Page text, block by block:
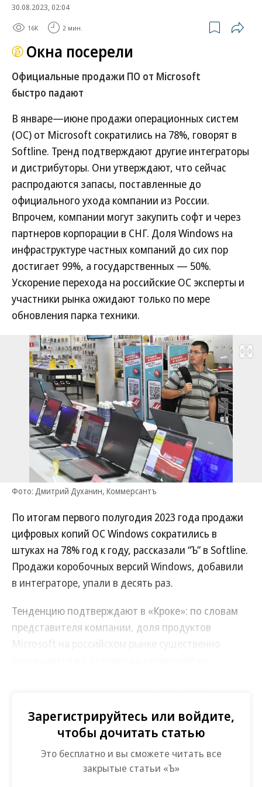
30.08.2023, 02:04
16K 2 мин.
Окна посерели
Официальные продажи ПО от Microsoft
быстро падают
В январе—июне продажи операционных систем
(ОС) от Microsoft сократились на 78%, говорят в
Softline. Тренд подтверждают другие интеграторы
и дистрибуторы. Они утверждают, что сейчас
распродаются запасы, поставленные до
официального ухода компании из России.
Впрочем, компании могут закупить софт и через
партнеров корпорации в СНГ. Доля Windows на
инфраструктуре частных компаний до сих пор
достигает 99%, а государственных — 50%.
Ускорение перехода на российские ОС эксперты и
участники рынка ожидают только по мере
обновления парка техники.
Развернуть
Фото: Дмитрий Духанин, Коммерсантъ
По итогам первого полугодия 2023 года продажи
цифровых копий ОС Windows сократились в
штуках на 78% год к году, рассказали “Ъ” в Softline.
Продажи коробочных версий Windows, добавили
в интеграторе, упали в десять раз.
Тенденцию подтверждают в «Кроке»: по словам
представителя компании, доля продуктов
Microsoft на российском рынке существенно
оценкам, запас коробочных версий на российском
рынке несущественный. Его недостаточно, чтобы
закрыть все потребности существующих IT-
инфраструктур крупных заказчиков»,— сказал
глава направления «Инфраструктурные решения»
Зарегистрируйтесь или войдите,
чтобы дочитать статью
Это бесплатно и вы сможете читать все
закрытые статьи «Ъ»